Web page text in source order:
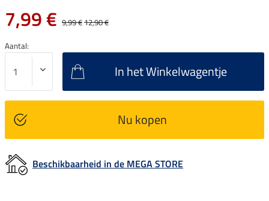
7,99 € 9,99 €12,90 €
Aantal:
In het Winkelwagentje
Nu kopen
Beschikbaarheid in de MEGA STORE